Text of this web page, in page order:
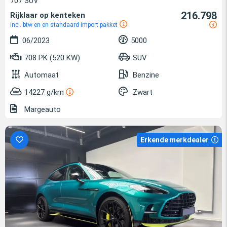
Rijklaar op kenteken
incl. btw en en standaard import pakket
216.798
06/2023
5000
708 PK (520 KW)
SUV
Automaat
Benzine
14227 g/km
Zwart
Margeauto
Erkende merkdealer